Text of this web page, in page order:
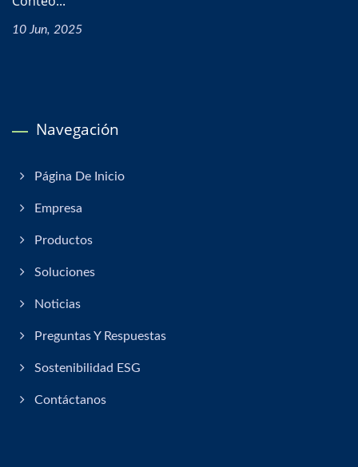
10 Jun, 2025
Navegación
Página De Inicio
Empresa
Productos
Soluciones
Noticias
Preguntas Y Respuestas
Sostenibilidad ESG
Contáctanos